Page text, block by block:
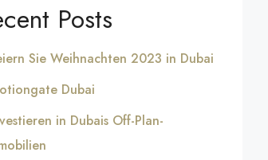
Posts
Sie Weihnachten 2023 in Dubai
Dubai
in Dubais Off-Plan-